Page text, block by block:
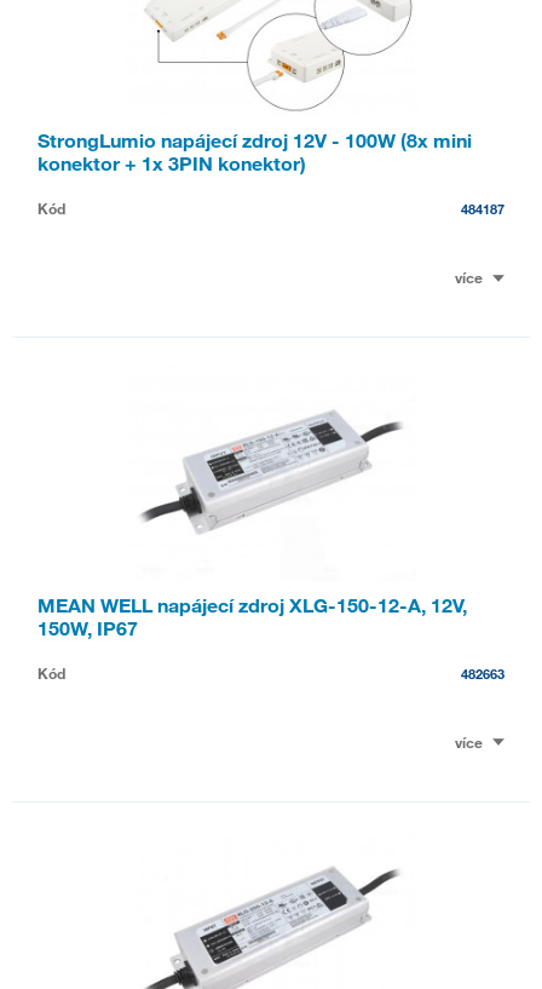
StrongLumio napájecí zdroj 12V - 100W (8x mini
konektor + 1x 3PIN konektor)
Kód 484187
více
MEAN WELL napájecí zdroj XLG-150-12-A, 12V,
150W, IP67
Kód 482663
více